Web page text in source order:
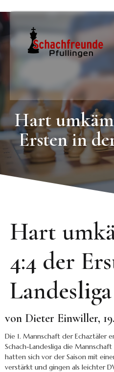
Hart
Ersten in
Hart
4:4 der
Landesliga
von Dieter Einwiller,
Die 1. Mannschaft der Echaztäler
Schach-Landesliga die
hatten sich vor der Saison mit
verstärkt und gingen als leichter